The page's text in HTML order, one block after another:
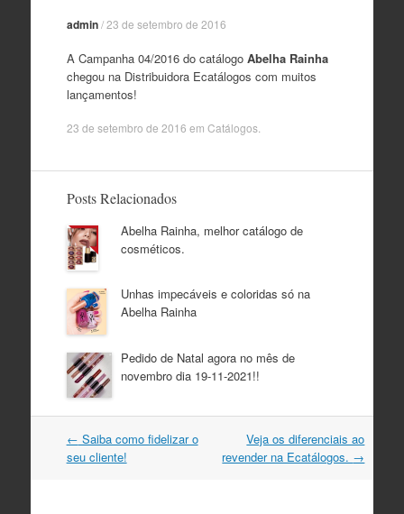
admin/23 de setembro de 2016
A Campanha 04/2016 do catálogo Abelha Rainha
chegou na Distribuidora Ecatálogos com muitos
lançamentos!
23 de setembro de 2016 em Catálogos.
Posts Relacionados
Abelha Rainha, melhor catálogo de
cosméticos.
Unhas impecáveis e coloridas só na
Abelha Rainha
Pedido de Natal agora no mês de
novembro dia 19-11-2021!!
Navegação
do
← Saiba como fidelizar o
seu cliente!
Veja os diferenciais ao
revender na Ecatálogos. →